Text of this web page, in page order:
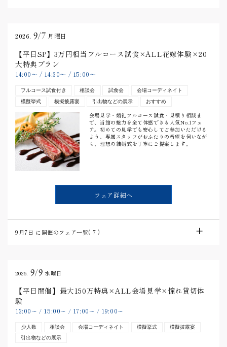
2026. 9/7 月曜日
【平日SP】3万円相当フルコース試食×ALL花嫁体験×20
大特典プラン
14:00〜 / 14:30〜 / 15:00〜
フルコース試食付き 相談会 試食会
会場コーディネイト
模擬挙式
模擬披露宴 引出物などの展示 おすすめ
会場見学・婚礼フルコース試食・見積り相談ま
で、当館の魅力を全て体感できる人気No.1フェ
ア。初めての見学でも安心してご参加いただける
よう、専属スタッフがおふたりの希望を伺いなが
ら、理想の結婚式を丁寧にご提案します。
フェア詳細へ
9月7日 に開催のフェア一覧( 7 )
2026. 9/9 水曜日
【平日開催】最大150万特典×ALL会場見学×憧れ貸切体
験
13:00 〜/ 15:00〜 / 17:00 〜/ 19:00〜
少人数 相談会 会場コーディネイト 模擬挙式
模擬披露宴
引出物などの展示